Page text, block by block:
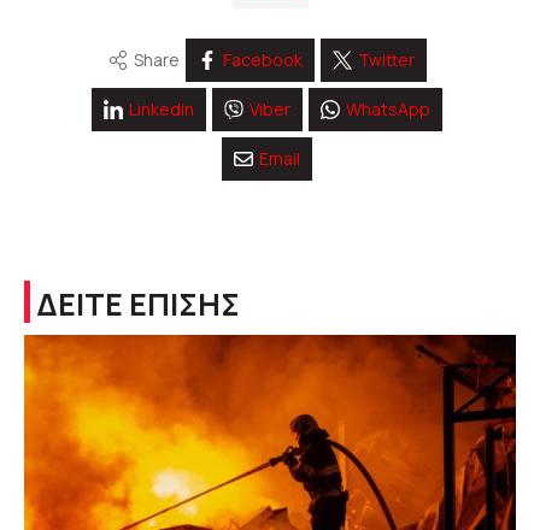
Share Facebook Twitter
Linkedin Viber WhatsApp
Email
ΔΕΙΤΕ ΕΠΙΣΗΣ